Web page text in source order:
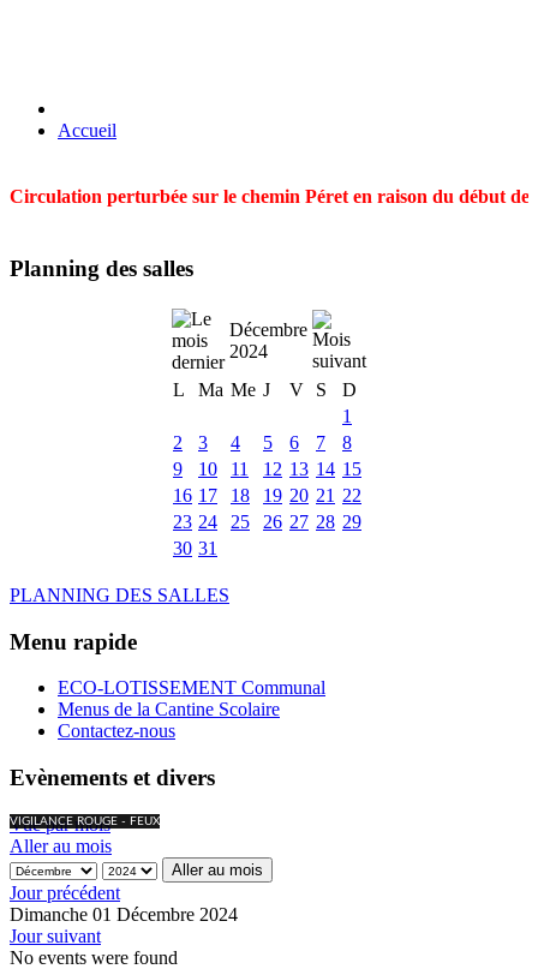
Accueil
Circulation perturbée sur le chemin Péret en raison du début
Planning des salles
Décembre
2024
L
Ma Me J V S
D
1
2
3 4 5 6 7
8
9
10 11 12 13 14 15
16 17 18 19 20 21 22
23 24 25 26 27 28 29
30 31
PLANNING DES SALLES
Menu rapide
ECO-LOTISSEMENT Communal
Menus de la Cantine Scolaire
Contactez-nous
Evènements et divers
VIGILANCE ROUGE - FEUX
Vue par mois
Aller au mois
Aller au mois
Jour précédent
Dimanche 01 Décembre 2024
Jour suivant
No events were found